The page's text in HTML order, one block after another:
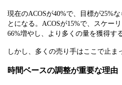
現在のACOSが40%で、目標が25%
とになる。ACOSが15%で、スケー
66%増やし、より多くの量を獲得す
しかし、多くの売り手はここで止ま
時間ベースの調整が重要な理由